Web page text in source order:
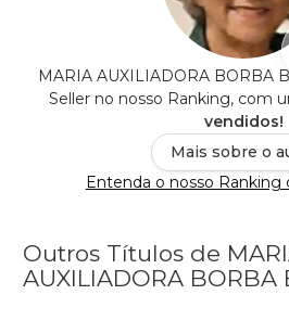
MARIA AUXILIADORA BORBA
Seller no nosso Ranking, com
vendidos!
Mais sobre o
Entenda o nosso Ranking
Outros Títulos de
AUXILIADORA BORBA